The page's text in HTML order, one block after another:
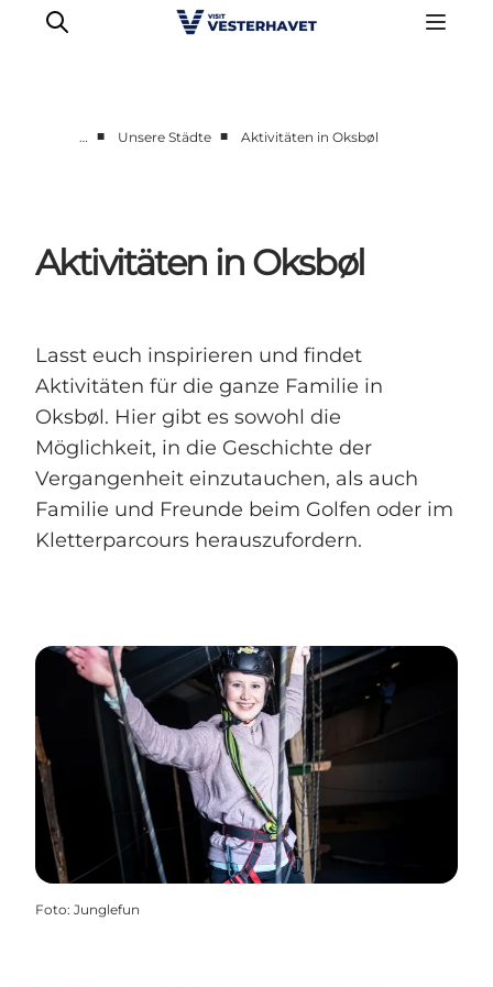
Unsere Städte
Essen & Übernachtung
Plane deine Reise
… ■ Unsere Städte ■ Aktivitäten in Oksbøl
Aktivitäten in Oksbøl
Lasst euch inspirieren und findet
Aktivitäten für die ganze Familie in
Oksbøl. Hier gibt es sowohl die
Möglichkeit, in die Geschichte der
Vergangenheit einzutauchen, als auch
Familie und Freunde beim Golfen oder im
Kletterparcours herauszufordern.
Foto: Junglefun